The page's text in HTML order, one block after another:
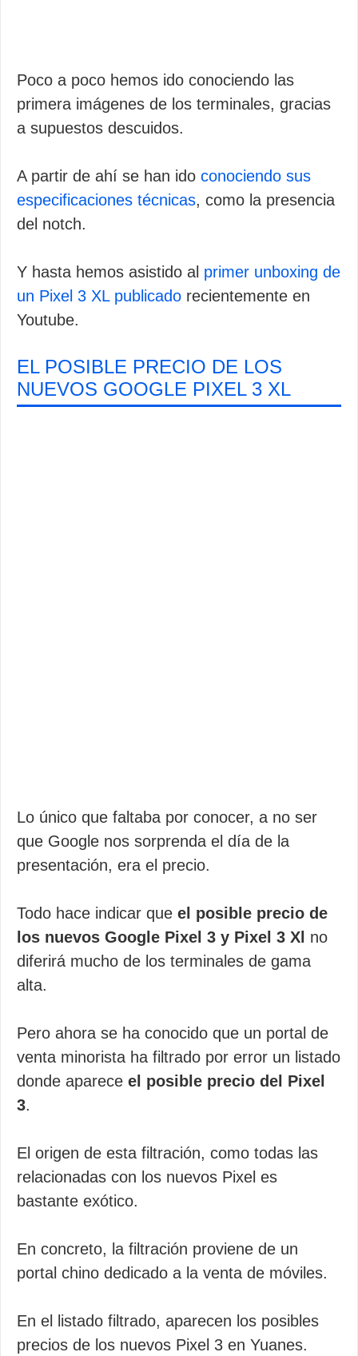
Poco a poco hemos ido conociendo las
primera imágenes de los terminales, gracias
a supuestos descuidos.
A partir de ahí se han ido conociendo sus
especificaciones técnicas, como la presencia
del notch.
Y hasta hemos asistido al primer unboxing de
un Pixel 3 XL publicado recientemente en
Youtube.
EL POSIBLE PRECIO DE LOS
NUEVOS GOOGLE PIXEL 3 XL
Lo único que faltaba por conocer, a no ser
que Google nos sorprenda el día de la
presentación, era el precio.
Todo hace indicar que el posible precio de
los nuevos Google Pixel 3 y Pixel 3 Xl no
diferirá mucho de los terminales de gama
alta.
Pero ahora se ha conocido que un portal de
venta minorista ha filtrado por error un listado
donde aparece el posible precio del Pixel
3.
El origen de esta filtración, como todas las
relacionadas con los nuevos Pixel es
bastante exótico.
En concreto, la filtración proviene de un
portal chino dedicado a la venta de móviles.
En el listado filtrado, aparecen los posibles
precios de los nuevos Pixel 3 en Yuanes.